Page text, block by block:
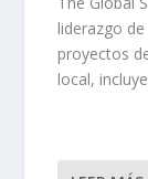
liderazgo
proyectos
local,